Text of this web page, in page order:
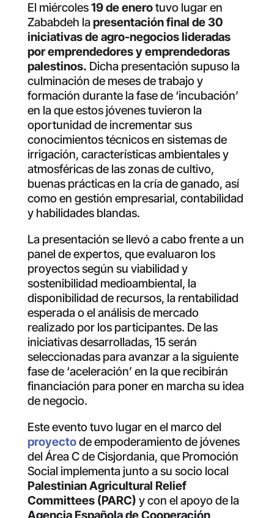
El miércoles19 de enerotuvo lugar en
Zababdeh la presentación final de 30
iniciativas de agro-negocios lideradas
por emprendedores y emprendedoras
palestinos. Dicha presentación supuso la
culminación de meses de trabajo y
formación durante la fase de ‘incubación’
en la que estos jóvenes tuvieron la
oportunidad de incrementar sus
conocimientos técnicos en sistemas de
irrigación, características ambientales y
atmosféricas de las zonas de cultivo,
buenas prácticas en la cría de ganado, así
como en gestión empresarial, contabilidad
y habilidades blandas.
La presentación se llevó a cabo frente a un
panel de expertos, que evaluaron los
proyectos según su viabilidad y
sostenibilidad medioambiental, la
disponibilidad de recursos, la rentabilidad
esperada o el análisis de mercado
realizado por los participantes. De las
iniciativas desarrolladas, 15 serán
seleccionadas para avanzar a la siguiente
fase de ‘aceleración’ en la que recibirán
financiación para poner en marcha su idea
de negocio.
Este evento tuvo lugar en el marco del
proyectode empoderamiento de jóvenes
del Área C de Cisjordania, que Promoción
Social implementa junto a su socio local
Palestinian Agricultural Relief
Committees (PARC) y con el apoyo de la